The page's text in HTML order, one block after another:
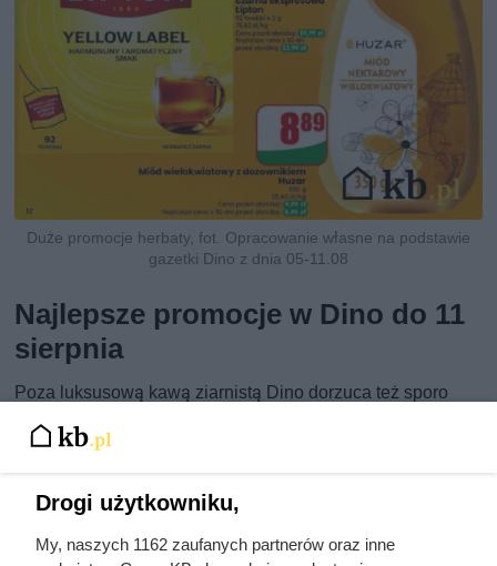
Duże promocje herbaty, fot. Opracowanie własne na podstawie
gazetki Dino z dnia 05-11.08
Najlepsze promocje w Dino do 11
sierpnia
Poza luksusową kawą ziarnistą Dino dorzuca też sporo
innych mocnych okazji i rabatów. Zobacz, jakie hity czekają
w najnowszej gazetce i wybierz coś dla siebie.
Najlepsze promocje w Dino - gazetka do 11 sierpnia
Produkt
Cena promocyjna
Drogi użytkowniku,
My, naszych 1162 zaufanych partnerów oraz inne